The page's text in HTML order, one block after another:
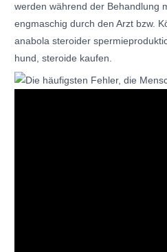
werden während der Behandlung
engmaschig durch den Arzt bzw.
anabola steroider
hund, steroide kaufen.